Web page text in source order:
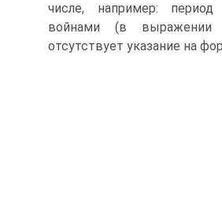
числе, например:
войнами (в
отсутствует указание на